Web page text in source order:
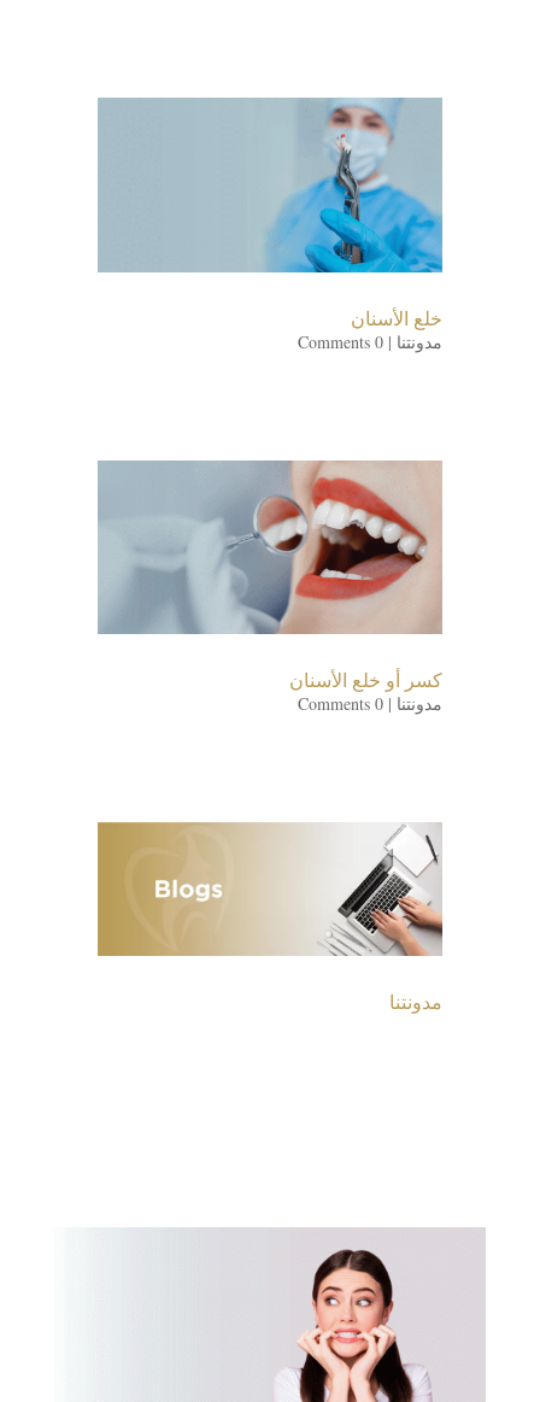
خلع الأسنان
مدونتنا | 0 Comments
كسر أو خلع الأسنان
مدونتنا | 0 Comments
مدونتنا